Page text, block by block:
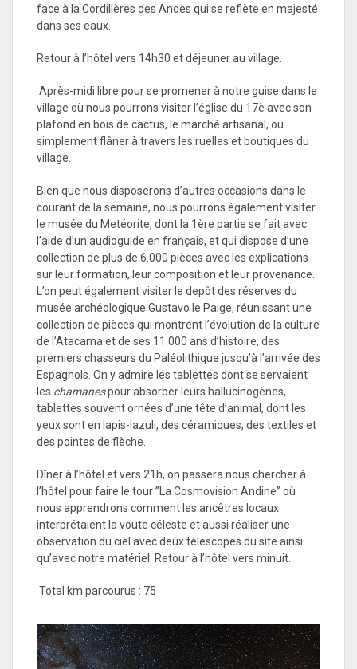
face à la Cordillères des Andes qui se reflète en majesté
dans ses eaux.
Retour à l’hôtel vers 14h30 et déjeuner au village.
Après-midi libre pour se promener à notre guise dans le
village où nous pourrons visiter l’église du 17è avec son
plafond en bois de cactus, le marché artisanal, ou
simplement flâner à travers les ruelles et boutiques du
village.
Bien que nous disposerons d’autres occasions dans le
courant de la semaine, nous pourrons également visiter
le musée du Metéorite, dont la 1ère partie se fait avec
l’aide d’un audioguide en français, et qui dispose d’une
collection de plus de 6.000 pièces avec les explications
sur leur formation, leur composition et leur provenance.
L’on peut également visiter le depôt des réserves du
musée archéologique Gustavo le Paige, réunissant une
collection de pièces qui montrent l’évolution de la culture
de l’Atacama et de ses 11 000 ans d’histoire, des
premiers chasseurs du Paléolithique jusqu’à l’arrivée des
Espagnols. On y admire les tablettes dont se servaient
les chamanespour absorber leurs hallucinogènes,
tablettes souvent ornées d’une tête d’animal, dont les
yeux sont en lapis-lazuli, des céramiques, des textiles et
des pointes de flèche.
Dîner à l’hôtel et vers 21h, on passera nous chercher à
l’hôtel pour faire le tour ”La Cosmovision Andine” où
nous apprendrons comment les ancêtres locaux
interprétaient la voute céleste et aussi réaliser une
observation du ciel avec deux télescopes du site ainsi
qu’avec notre matériel. Retour à l’hôtel vers minuit.
Total km parcourus : 75